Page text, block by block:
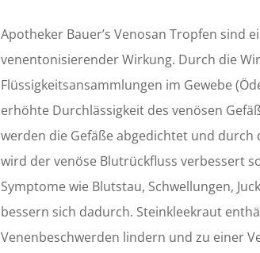
Apotheker Bauer’s Venosan Tropfen sind
venentonisierender Wirkung. Durch die
Flüssigkeitsansammlungen im Gewebe
erhöhte Durchlässigkeit des venösen
werden die Gefäße abgedichtet und
wird der venöse Blutrückfluss verbessert
Symptome wie Blutstau, Schwellungen,
bessern sich dadurch. Steinkleekraut
Venenbeschwerden lindern und zu einer